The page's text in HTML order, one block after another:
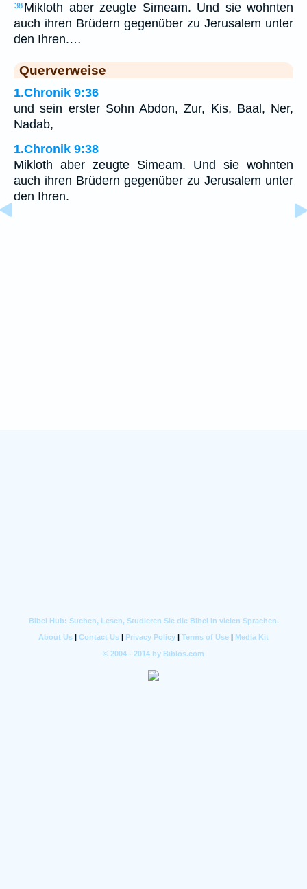
38 Mikloth aber zeugte Simeam. Und sie wohnten
auch ihren Brüdern gegenüber zu Jerusalem unter
den Ihren.…
Querverweise
1.Chronik 9:36
und sein erster Sohn Abdon, Zur, Kis, Baal, Ner,
Nadab,
1.Chronik 9:38
Mikloth aber zeugte Simeam. Und sie wohnten
auch ihren Brüdern gegenüber zu Jerusalem unter
den Ihren.